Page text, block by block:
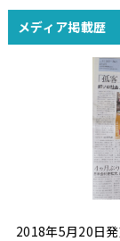
メディア掲載歴
2018年5月20日